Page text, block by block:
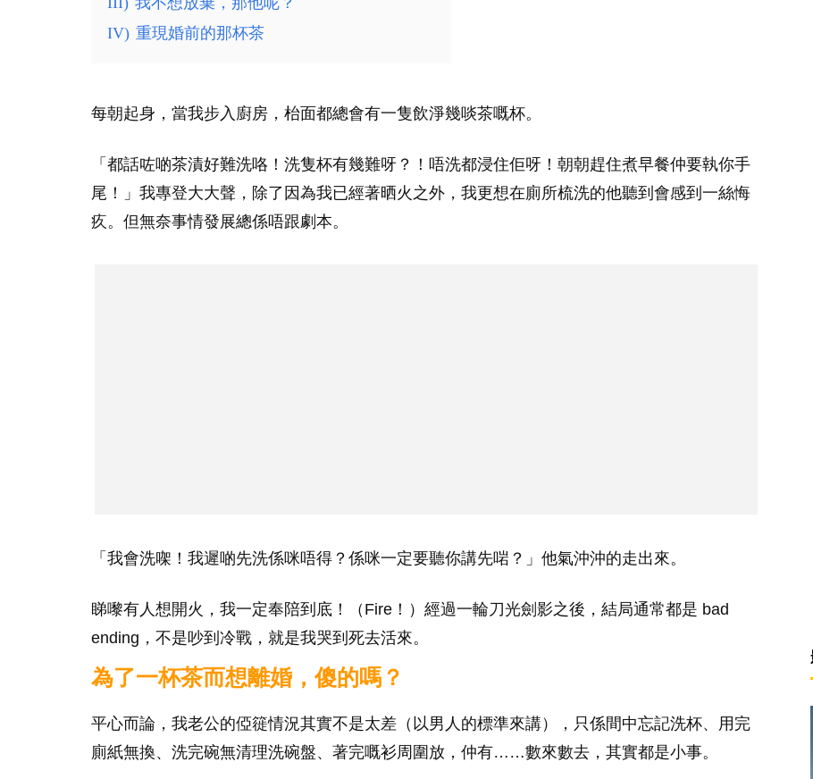
IV) 重現婚前的那杯茶
每朝起身，當我步入廚房，枱面都總會有一隻飲淨幾啖茶嘅杯。
「都話咗啲茶漬好難洗咯！洗隻杯有幾難呀？！唔洗都浸住佢呀！朝朝趕住煮早餐仲要執你手
尾！」我專登大大聲，除了因為我已經著晒火之外，我更想在廁所梳洗的他聽到會感到一絲悔
疚。但無奈事情發展總係唔跟劇本。
「我會洗㗎！我遲啲先洗係咪唔得？係咪一定要聽你講先啱？」他氣沖沖的走出來。
睇嚟有人想開火，我一定奉陪到底！（Fire！）經過一輪刀光劍影之後，結局通常都是 bad
ending，不是吵到冷戰，就是我哭到死去活來。
為了一杯茶而想離婚，傻的嗎？
平心而論，我老公的俹簁情況其實不是太差（以男人的標準來講），只係間中忘記洗杯、用完
廁紙無換、洗完碗無清理洗碗盤、著完嘅衫周圍放，仲有……數來數去，其實都是小事。